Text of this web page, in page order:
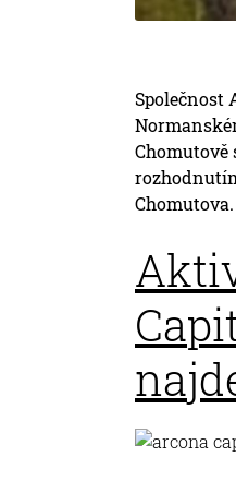
Společnost
Chomutově
Chomutova.